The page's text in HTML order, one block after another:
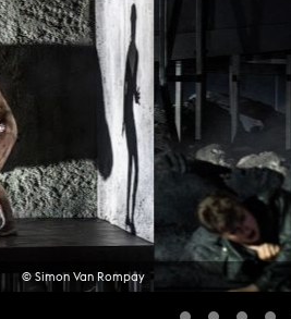
© Simon Van Rompay